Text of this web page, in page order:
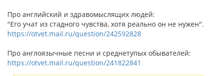
Про английский и здравомыслящих людей:
"Его учат из стадного чувства, хотя реально он не нужен".
https://otvet.mail.ru/question/242592828
Про англоязычные песни и среднетупых обывателей:
https://otvet.mail.ru/question/241822841